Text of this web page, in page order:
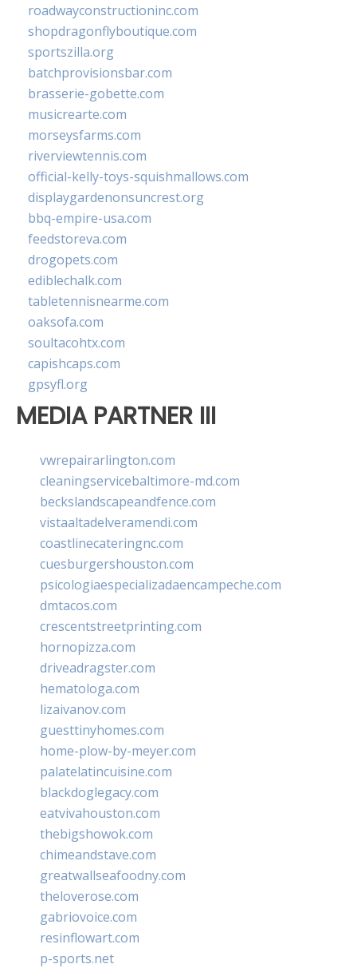
roadwayconstructioninc.com
shopdragonflyboutique.com
sportszilla.org
batchprovisionsbar.com
brasserie-gobette.com
musicrearte.com
morseysfarms.com
riverviewtennis.com
official-kelly-toys-squishmallows.com
displaygardenonsuncrest.org
bbq-empire-usa.com
feedstoreva.com
drogopets.com
ediblechalk.com
tabletennisnearme.com
oaksofa.com
soultacohtx.com
capishcaps.com
gpsyfl.org
MEDIA PARTNER III
vwrepairarlington.com
cleaningservicebaltimore-md.com
beckslandscapeandfence.com
vistaaltadelveramendi.com
coastlinecateringnc.com
cuesburgershouston.com
psicologiaespecializadaencampeche.com
dmtacos.com
crescentstreetprinting.com
hornopizza.com
driveadragster.com
hematologa.com
lizaivanov.com
guesttinyhomes.com
home-plow-by-meyer.com
palatelatincuisine.com
blackdoglegacy.com
eatvivahouston.com
thebigshowok.com
chimeandstave.com
greatwallseafoodny.com
theloverose.com
gabriovoice.com
resinflowart.com
p-sports.net